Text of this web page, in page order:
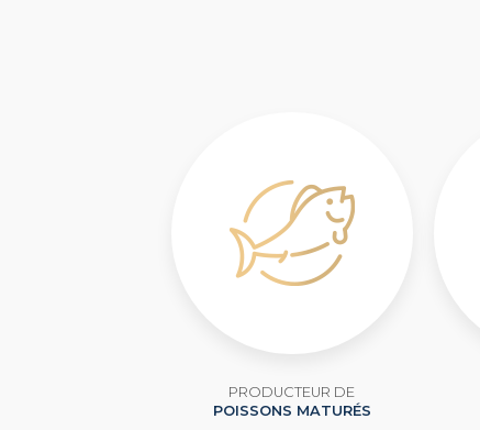
PRODUCTEUR DE
POISSONS MATURÉS